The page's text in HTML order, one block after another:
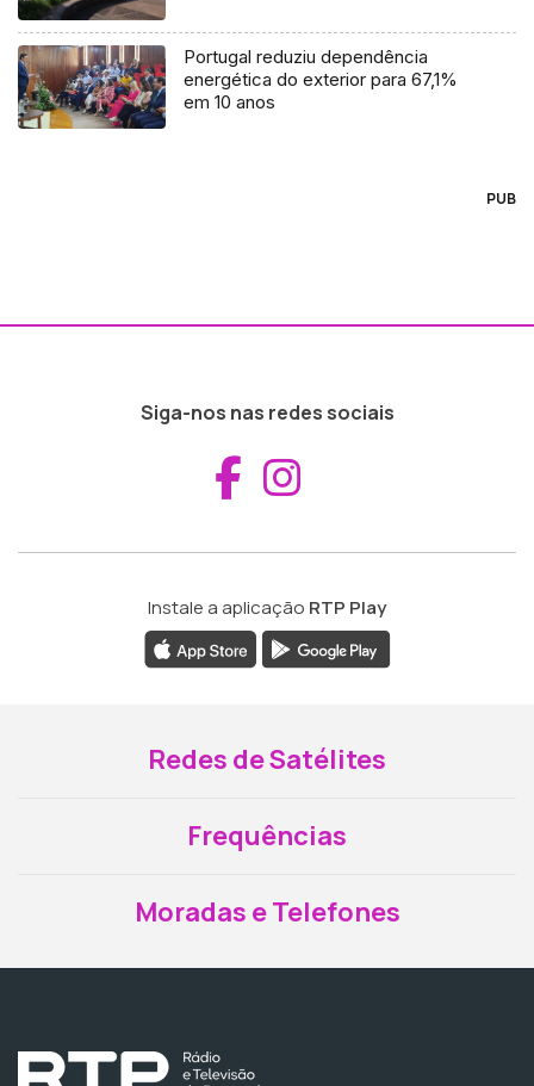
Portugal reduziu dependência
energética do exterior para 67,1%
em 10 anos
PUB
Siga-nos nas redes sociais
Aceder ao
Instale a aplicação RTP Play
Redes de Satélites
Frequências
Moradas e Telefones